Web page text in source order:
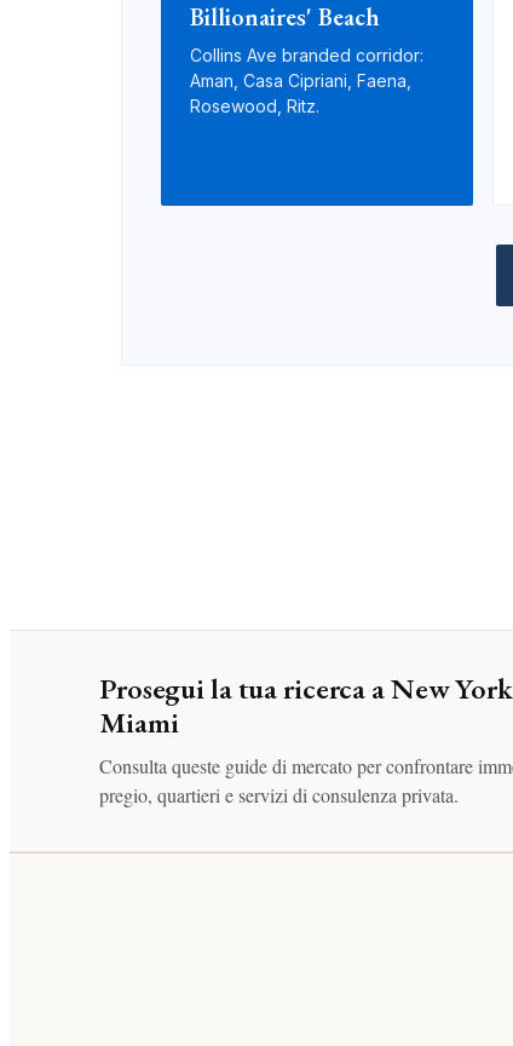
Billionaires' Beach
Collins Ave branded corridor:
Aman, Casa Cipriani, Faena,
Rosewood, Ritz.
Prosegui la tua ricerca a New
Miami
Consulta queste guide di mercato per confrontare
pregio, quartieri e servizi di consulenza privata.